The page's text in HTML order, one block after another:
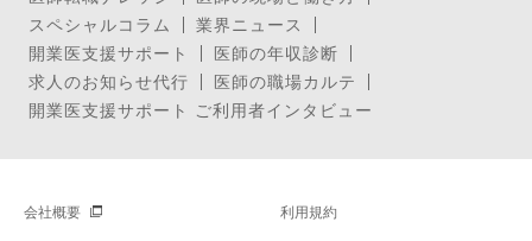
スペシャルコラム
業界ニュース
開業医支援サポート
医師の年収診断
求人のお知らせ代行
医師の職場カルテ
開業医支援サポート ご利用者インタビュー
会社概要 利用規約